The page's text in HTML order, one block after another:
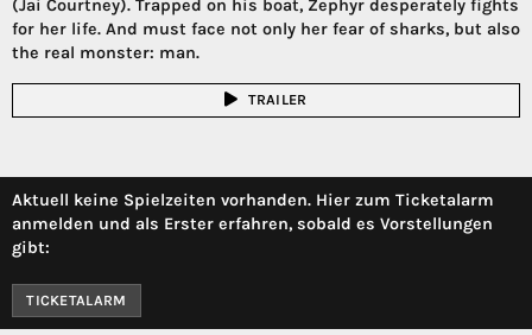
(Jai Courtney). Trapped on his boat, Zephyr desperately fights
for her life. And must face not only her fear of sharks, but also
the real monster: man.
TRAILER
Aktuell keine Spielzeiten vorhanden. Hier zum Ticketalarm
anmelden und als Erster erfahren, sobald es Vorstellungen
gibt:
TICKETALARM